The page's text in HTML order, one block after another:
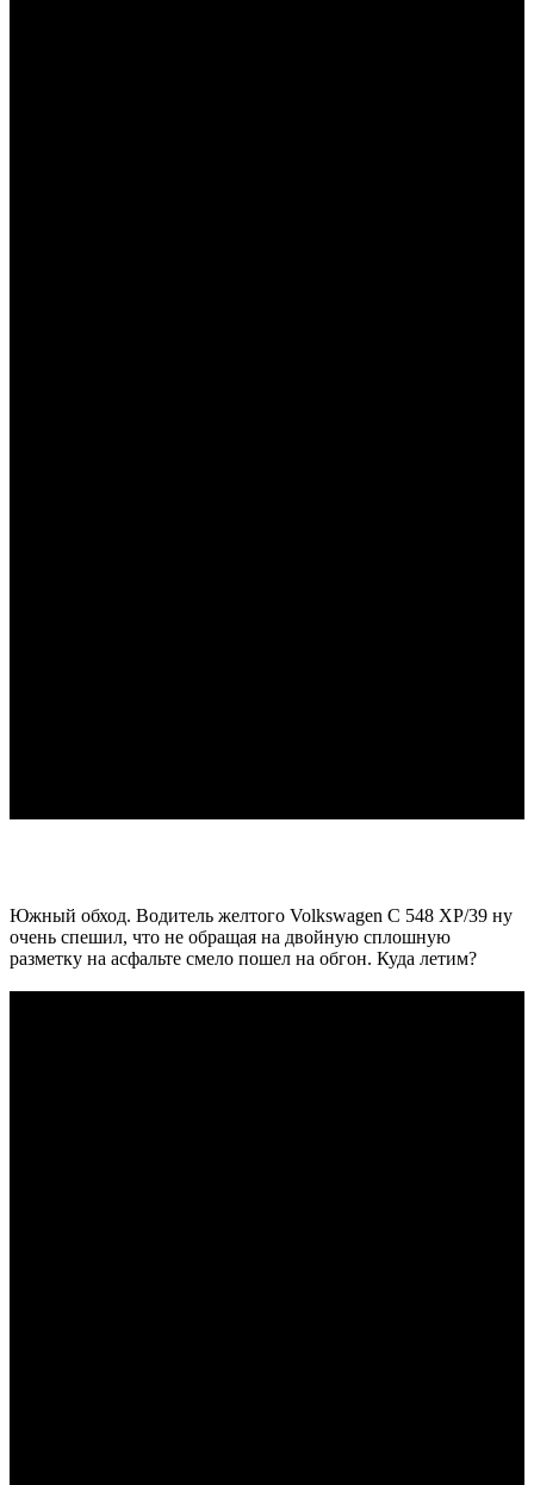
Южный обход. Водитель желтого Volkswagen С 548 ХР/39 ну
очень спешил, что не обращая на двойную сплошную
разметку на асфальте смело пошел на обгон. Куда летим?